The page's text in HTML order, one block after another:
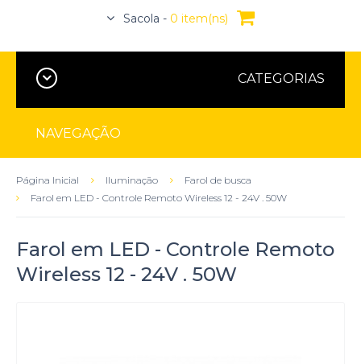
Sacola - 0 item(ns)
CATEGORIAS
NAVEGAÇÃO
Página Inicial Iluminação
Farol de busca
Farol em LED - Controle Remoto Wireless 12 - 24V . 50W
Farol em LED - Controle Remoto
Wireless 12 - 24V . 50W